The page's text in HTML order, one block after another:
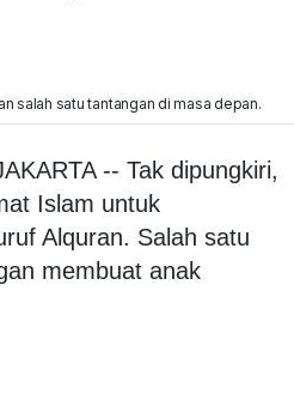
salah satu tantangan di masa depan.
-- Tak dipungkiri,
Islam untuk
Alquran. Salah satu
membuat anak